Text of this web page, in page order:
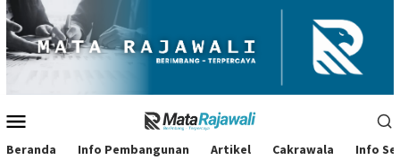
Loncat
ke
konten
Mobile
Beranda Info Pembangunan Artikel Cakrawala Info